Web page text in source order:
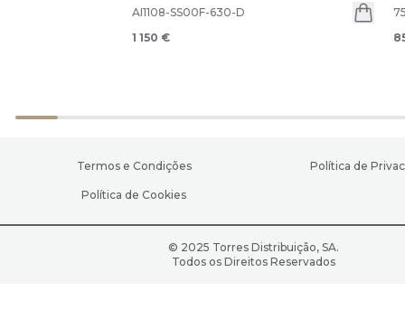
AI1108-SS00F-630-D
1 150 €
Termos e Condições Política de
Política de Cookies
© 2025 Torres Distribuição, SA.
Todos os Direitos Reservados